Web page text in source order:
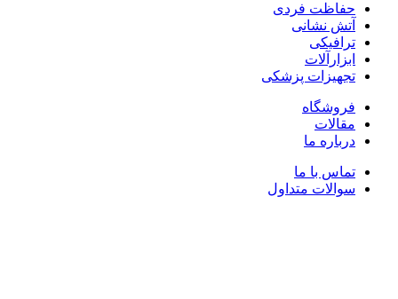
حفاظت فردی
آتش نشانی
ترافیکی
ابزارآلات
تجهیزات پزشکی
فروشگاه
مقالات
درباره ما
تماس با ما
سوالات متداول